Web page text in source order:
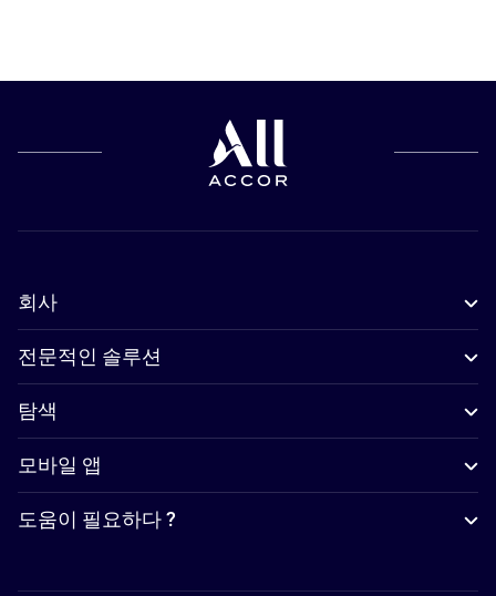
회사
전문적인 솔루션
탐색
모바일 앱
도움이 필요하다 ?